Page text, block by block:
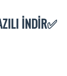
İNDİR✅